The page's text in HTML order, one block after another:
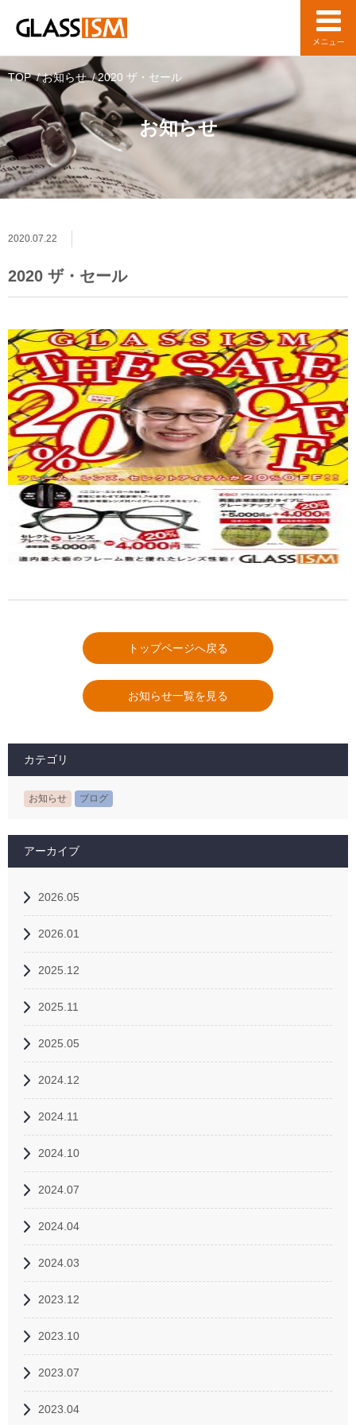
お知らせ
TOP お知らせ 2020 ザ・セール
2020.07.22
2020 ザ・セール
トップページへ戻る
お知らせ一覧を見る
カテゴリ
お知らせ ブログ
アーカイブ
2026.05
2026.01
2025.12
2025.11
2025.05
2024.12
2024.11
2024.10
2024.07
2024.04
2024.03
2023.12
2023.10
2023.07
2023.04